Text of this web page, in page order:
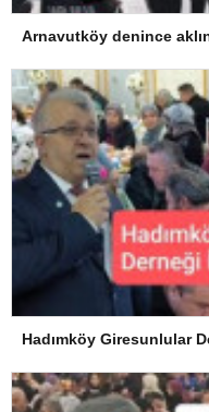
Arnavutköy denince
Hadımköy Giresunlular